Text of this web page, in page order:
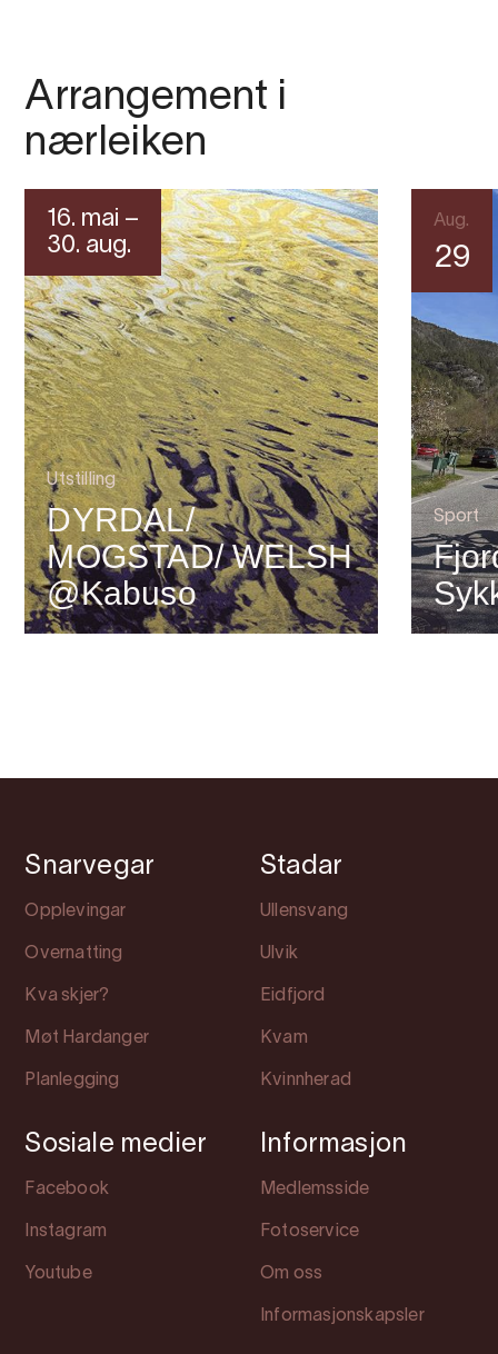
Arrangement i
nærleiken
16. mai –
30. aug.
Utstilling
DYRDAL/
MOGSTAD/ WELSH
@Kabuso
Aug.
29
Sport
Snarvegar
Opplevingar
Overnatting
Kva skjer?
Møt Hardanger
Planlegging
Stadar
Ullensvang
Ulvik
Eidfjord
Kvam
Kvinnherad
Sosiale medier
Facebook
Instagram
Youtube
Informasjon
Medlemsside
Fotoservice
Om oss
Informasjonskapsler